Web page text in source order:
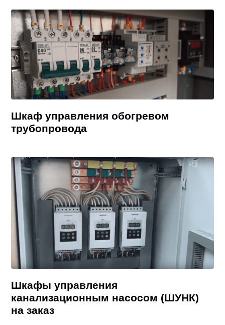
Шкаф управления обогревом
трубопровода
Шкафы управления
канализационным насосом (ШУНК)
на заказ